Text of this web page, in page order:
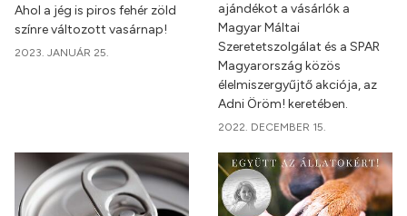
Ahol a jég is piros fehér zöld
színre változott vasárnap!
2023. JANUÁR 25.
ajándékot a vásárlók a
Magyar Máltai
Szeretetszolgálat és a SPAR
Magyarország közös
élelmiszergyűjtő akciója, az
Adni Öröm! keretében.
2022. DECEMBER 15.